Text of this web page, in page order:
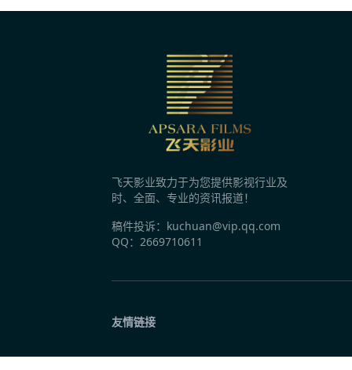
《奥德赛》创纪录《八仙！》成黑马 做对了
3分钟前
《捕风追影2》《唐探番外》等586部新片，
3分钟前
《八卦楼》首映 导演金霞：它装下厦门的百
3分钟前
飞天影业致力于为您提供影视行业及
时、全面、专业的资讯报道！
稿件投诉：kuchuan@vip.qq.com
QQ：2669710611
友情链接